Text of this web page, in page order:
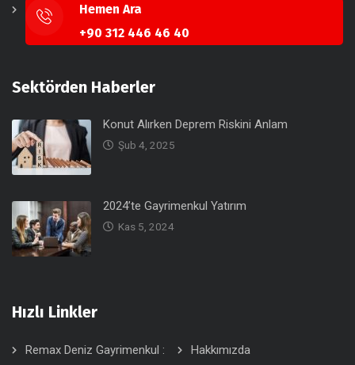
Hemen Ara
+90 312 446 46 40
Sektörden Haberler
Konut Alırken Deprem Riskini Anlam
Şub 4, 2025
2024’te Gayrimenkul Yatırım
Kas 5, 2024
Hızlı Linkler
Remax Deniz Gayrimenkul :
Hakkımızda